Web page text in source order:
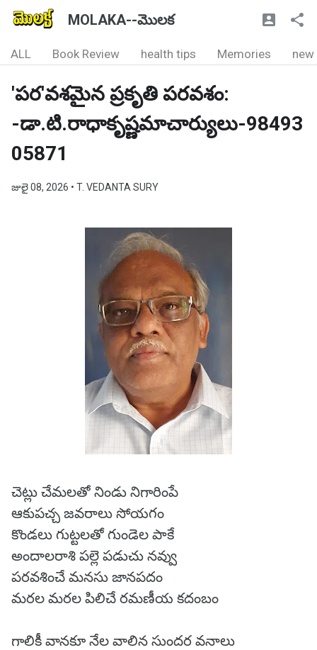
MOLAKA--మొలక
ALL Book Review health tips Memories new
'పర'వశమైన ప్రకృతి పరవశం:
-డా.టి.రాధాకృష్ణమాచార్యులు-98493
05871
జులై 08, 2026 • T. VEDANTA SURY
చెట్లు చేమలతో నిండు నిగారింపే
ఆకుపచ్చ జవరాలు సోయగం
కొండలు గుట్టలతో గుండెల పాకే
అందాలరాశి పల్లె పడుచు నవ్వు
పరవశించే మనసు జానపదం
మరల మరల పిలిచే రమణీయ కదంబం
గాలికీ వానకూ నేల వాలిన సుందర వనాలు